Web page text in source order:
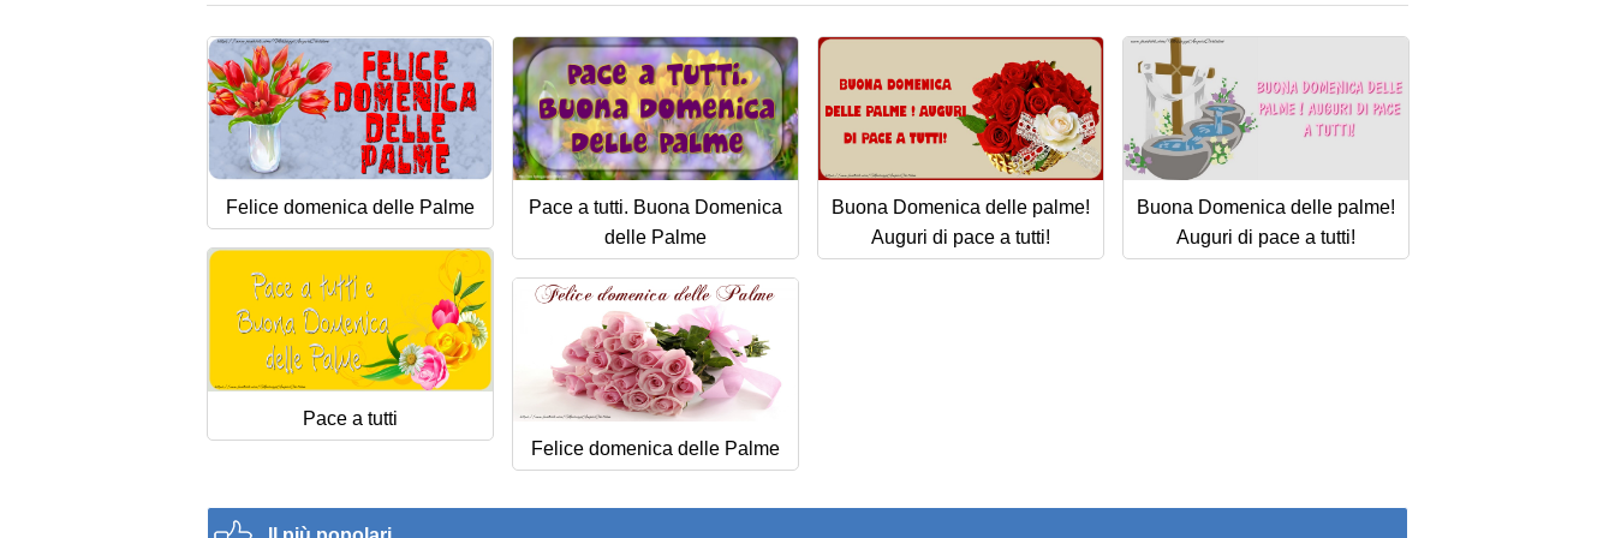
Felice domenica delle Palme
Pace a tutti. Buona Domenica
delle Palme
Buona Domenica delle palme!
Auguri di pace a tutti!
Buona Domenica delle palme!
Auguri di pace a tutti!
Pace a tutti
Felice domenica delle Palme